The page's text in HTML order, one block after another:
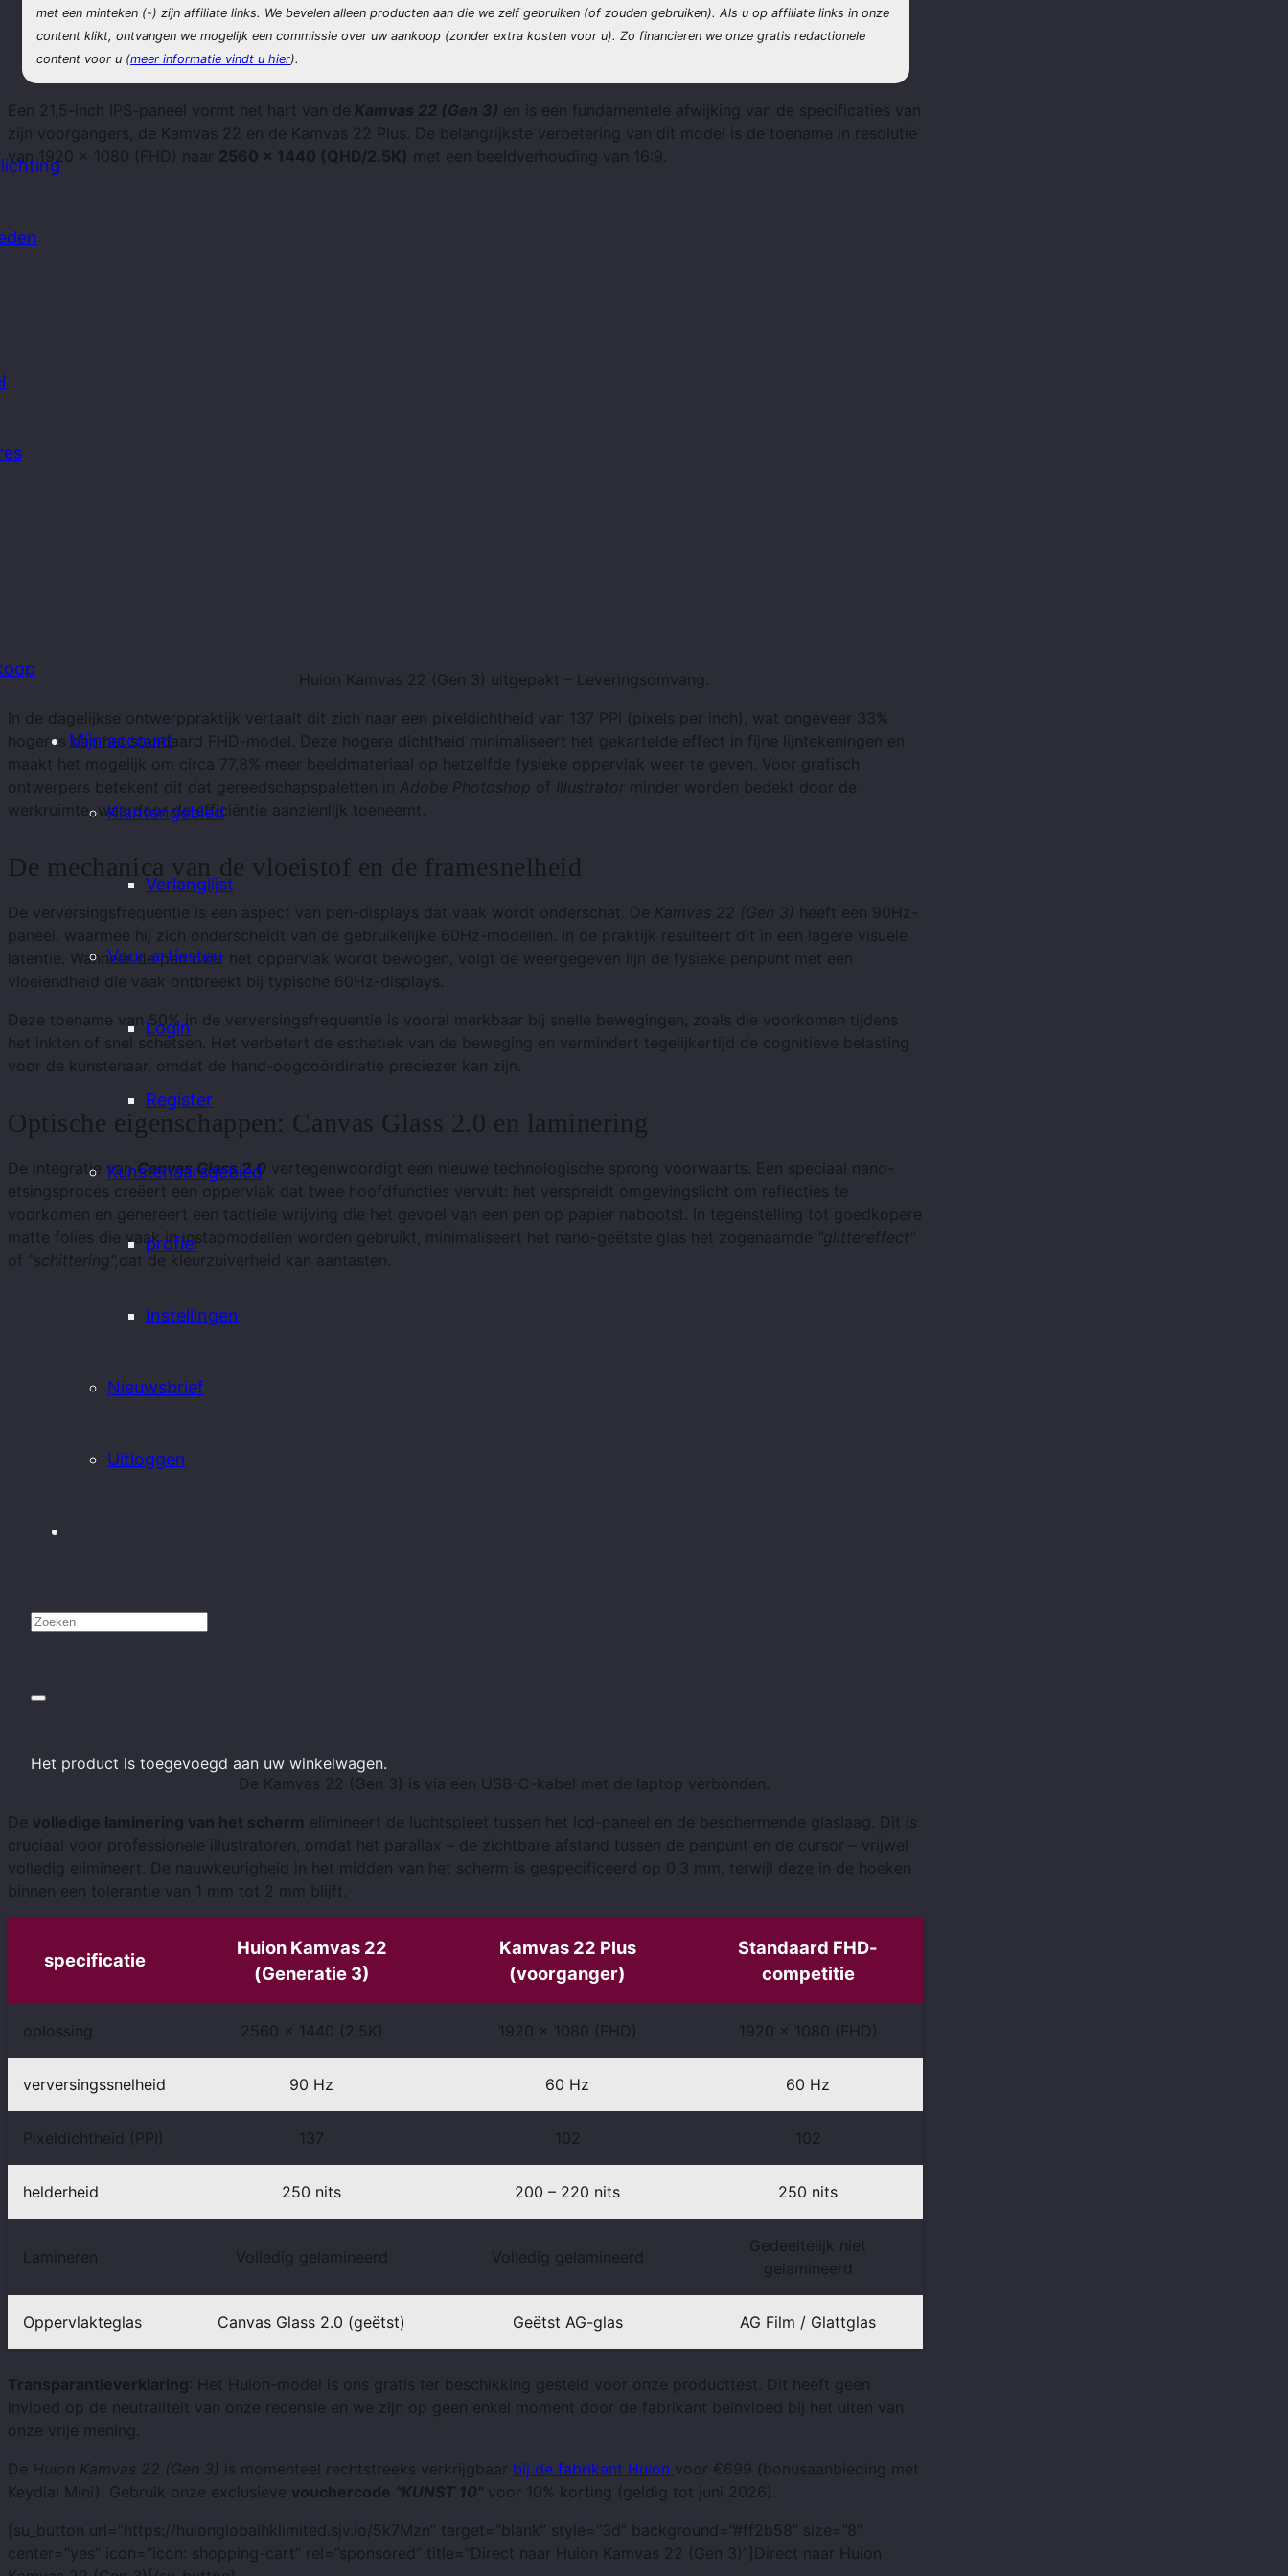
Mijn account
Klantengebied
Verlanglijst
Voor artiesten
Login
Register
Kunstenaarsgebied
profiel
Instellingen
Nieuwsbrief
Uitloggen
Het product is toegevoegd aan uw winkelwagen.
met een minteken (-) zijn affiliate links. We bevelen alleen producten aan die we zelf gebruiken (of zouden gebruiken). Als u op affiliate links in onze
content klikt, ontvangen we mogelijk een commissie over uw aankoop (zonder extra kosten voor u). Zo financieren we onze gratis redactionele
content voor u (meer informatie vindt u hier).
Een 21,5-inch IPS-paneel vormt het hart van de Kamvas 22 (Gen 3) en is een fundamentele afwijking van de specificaties van
zijn voorgangers, de Kamvas 22 en de Kamvas 22 Plus. De belangrijkste verbetering van dit model is de toename in resolutie
van 1920 x 1080 (FHD) naar 2560 x 1440 (QHD/2.5K) met een beeldverhouding van 16:9.
Huion Kamvas 22 (Gen 3) uitgepakt – Leveringsomvang.
In de dagelijkse ontwerppraktijk vertaalt dit zich naar een pixeldichtheid van 137 PPI (pixels per inch), wat ongeveer 33%
hoger is dan het standaard FHD-model. Deze hogere dichtheid minimaliseert het gekartelde effect in fijne lijntekeningen en
maakt het mogelijk om circa 77,8% meer beeldmateriaal op hetzelfde fysieke oppervlak weer te geven. Voor grafisch
ontwerpers betekent dit dat gereedschapspaletten in Adobe Photoshop of Illustrator minder worden bedekt door de
werkruimte, waardoor de efficiëntie aanzienlijk toeneemt.
De mechanica van de vloeistof en de framesnelheid
De verversingsfrequentie is een aspect van pen-displays dat vaak wordt onderschat. De Kamvas 22 (Gen 3) heeft een 90Hz-
paneel, waarmee hij zich onderscheidt van de gebruikelijke 60Hz-modellen. In de praktijk resulteert dit in een lagere visuele
latentie. Wanneer de pen over het oppervlak wordt bewogen, volgt de weergegeven lijn de fysieke penpunt met een
vloeiendheid die vaak ontbreekt bij typische 60Hz-displays.
Deze toename van 50% in de verversingsfrequentie is vooral merkbaar bij snelle bewegingen, zoals die voorkomen tijdens
het inkten of snel schetsen. Het verbetert de esthetiek van de beweging en vermindert tegelijkertijd de cognitieve belasting
voor de kunstenaar, omdat de hand-oogcoördinatie preciezer kan zijn.
Optische eigenschappen: Canvas Glass 2.0 en laminering
De integratie vanCanvas Glass 2.0 vertegenwoordigt een nieuwe technologische sprong voorwaarts. Een speciaal nano-
etsingsproces creëert een oppervlak dat twee hoofdfuncties vervult: het verspreidt omgevingslicht om reflecties te
voorkomen en genereert een tactiele wrijving die het gevoel van een pen op papier nabootst. In tegenstelling tot goedkopere
matte folies die vaak in instapmodellen worden gebruikt, minimaliseert het nano-geëtste glas het zogenaamde "glittereffect"
of "schittering", dat de kleurzuiverheid kan aantasten.
De Kamvas 22 (Gen 3) is via een USB-C-kabel met de laptop verbonden.
De volledige laminering van het scherm elimineert de luchtspleet tussen het lcd-paneel en de beschermende glaslaag. Dit is
cruciaal voor professionele illustratoren, omdat het parallax – de zichtbare afstand tussen de penpunt en de cursor – vrijwel
volledig elimineert. De nauwkeurigheid in het midden van het scherm is gespecificeerd op 0,3 mm, terwijl deze in de hoeken
binnen een tolerantie van 1 mm tot 2 mm blijft.
specificatie
Huion Kamvas 22
(Generatie 3)
Kamvas 22 Plus
(voorganger)
Standaard FHD-
competitie
oplossing 2560 x 1440 (2,5K) 1920 x 1080 (FHD) 1920 x 1080 (FHD)
verversingssnelheid 90 Hz 60 Hz 60 Hz
Pixeldichtheid (PPI) 137 102 102
helderheid 250 nits 200 – 220 nits 250 nits
Lamineren Volledig gelamineerd Volledig gelamineerd
Gedeeltelijk niet
gelamineerd
Oppervlakteglas Canvas Glass 2.0 (geëtst) Geëtst AG-glas AG Film / Glattglas
Transparantieverklaring: Het Huion-model is ons gratis ter beschikking gesteld voor onze producttest. Dit heeft geen
invloed op de neutraliteit van onze recensie en we zijn op geen enkel moment door de fabrikant beïnvloed bij het uiten van
onze vrije mening.
De Huion Kamvas 22 (Gen 3) is momenteel rechtstreeks verkrijgbaar bij de fabrikant Huion voor €699 (bonusaanbieding met
Keydial Mini). Gebruik onze exclusieve vouchercode "KUNST 10" voor 10% korting (geldig tot juni 2026).
[su_button url=”https://huionglobalhklimited.sjv.io/5k7Mzn” target=”blank” style=”3d” background=”#ff2b58″ size=”8″
center=”yes” icon=”icon: shopping-cart” rel=”sponsored” title=”Direct naar Huion Kamvas 22 (Gen 3)”]Direct naar Huion